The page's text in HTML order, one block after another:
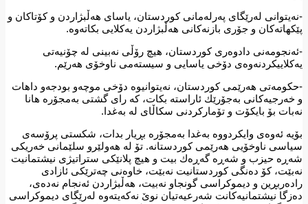
-نەیتوانی لەرێگای پەرلەمانی كوردستان، یاسای هەڵبژاردن و كۆتاكان و
پێكهاتەكان و جۆری بازنەكانی هەڵبژاردن یەكلایی بكاتەوە.
-ئەنجومەنی دادوەری كوردستان، هیچ رۆڵی نەبینی لە چۆنیەتی
یەكلاییكردنەوەی دۆخی یاسایی و سیستەمی ناوخۆی هەرێم.
-حكومەتی هەرێمی كوردستان، نەیتوانیوە دۆخی موچەو بودجەو داهات
و خەرجیەكانی بەجۆرێك ئاراستە بكات، كە رای گشتی بەمجۆرە هانا
نەبات بۆ بایكۆت و تۆماركردنی سكاڵای لە بەغدا.
بۆیە ئەوەی وایكردووە بەغدا بەمجۆرە بڕیار بدات، شكستی پرۆسەی
سیاسی ناوخۆیی هەرێمی كوردستانە. تۆ لە هەولێرو سلێمانی خەریكی
شەڕە حیزب و شەڕە گەڕەك بیت و هیچ پلانێكی ستراتیژی نیشتمانیت
نەبێت، كۆ دەنگی كوردستانیت نەبێت، خاوەنی چەترێكی ئازادی
رادەربڕین و دیموكراسی گونجاو نەبیت، هەڵبژاردن ئەنجام نەدەی،
دەزگا نیشتمانیەكانت شەرعیەتیان نوێ نەكەیتەوە لەرێگای دیموكراسی